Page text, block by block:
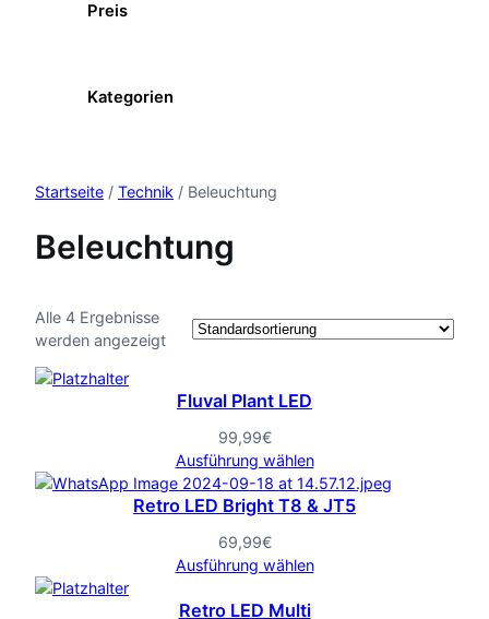
Preis
Kategorien
Startseite / Technik / Beleuchtung
Beleuchtung
Alle 4 Ergebnisse
werden angezeigt
Fluval Plant LED
99,99€
Ausführung wählen
Retro LED Bright T8 & JT5
69,99€
Ausführung wählen
Retro LED Multi